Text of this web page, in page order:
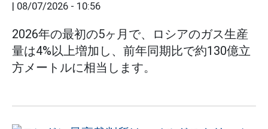
| 08/07/2026 - 10:56
2026年の最初の5ヶ月で、ロシアのガス生産
量は4%以上増加し、前年同期比で約130億立
方メートルに相当します。